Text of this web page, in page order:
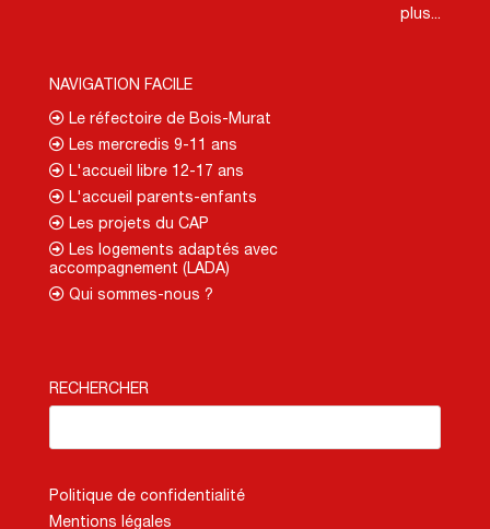
plus...
NAVIGATION FACILE
Le réfectoire de Bois-Murat
Les mercredis 9-11 ans
L'accueil libre 12-17 ans
L'accueil parents-enfants
Les projets du CAP
Les logements adaptés avec
accompagnement (LADA)
Qui sommes-nous ?
RECHERCHER
Politique de confidentialité
Mentions légales